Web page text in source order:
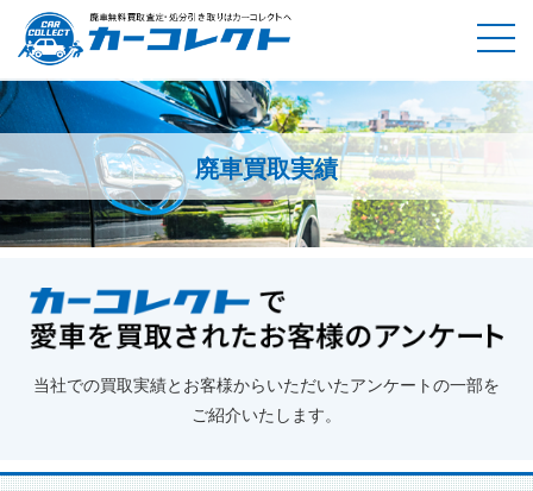
廃車買取実績
ホーム 廃車買取実績 福井県 スバル レガシィＢ４
当社での買取実績とお客様からいただいたアンケートの一部を
ご紹介いたします。